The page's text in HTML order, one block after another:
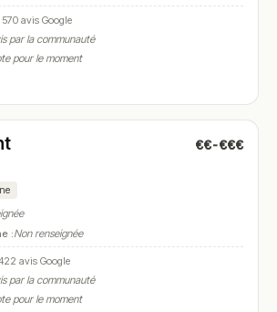
570 avis Google
par la communauté
pour le moment
€€-€€€
:Non renseignée
422 avis Google
par la communauté
pour le moment